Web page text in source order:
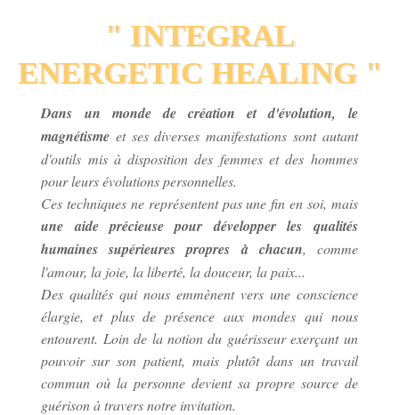
" INTEGRAL
ENERGETIC HEALING "
Dans un monde de création et d'évolution,
le
magnétisme et ses diverses manifestations sont autant
d'outils mis à disposition des femmes et des hommes
pour leurs évolutions personnelles.
Ces techniques ne représentent pas une fin en soi, mais
une aide précieuse pour développer les qualités
humaines supérieures propres à chacun, comme
l'amour, la joie, la liberté, la douceur, la paix...
Des qualités qui nous emmènent vers une conscience
élargie, et plus de présence aux mondes qui nous
entourent. Loin de la notion du guérisseur exerçant un
pouvoir sur son patient, mais plutôt dans un travail
commun où la personne devient sa propre source de
guérison à travers notre invitation.